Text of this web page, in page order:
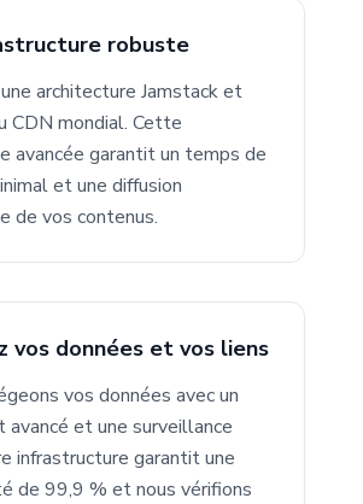
robuste
architecture Jamstack et
CDN mondial. Cette
avancée garantit un temps de
et une diffusion
de vos contenus.
vos données et vos liens
vos données avec un
avancé et une surveillance
infrastructure garantit une
de 99,9 % et nous vérifions